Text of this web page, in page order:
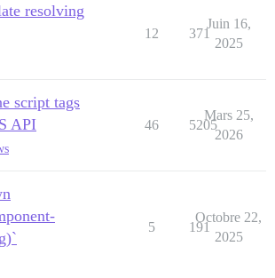
resolving
12 371
Juin 16,
2025
script tags
API
46 5205
Mars 25,
2026
5 191
Octobre 22,
2025